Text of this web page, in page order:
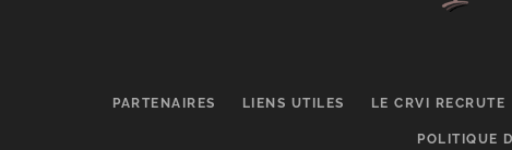
PARTENAIRES LIENS UTILES LE CRVI RECRUTE
POLITIQUE